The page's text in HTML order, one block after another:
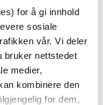
for å gi innhold
sosiale
vår. Vi deler
bruker nettstedet
medier,
kombinere den
for dem,
TULIPAN
40X70CM
89,70
Før299,00
Vis mer